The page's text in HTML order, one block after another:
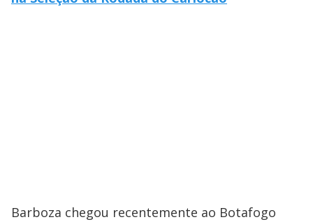
Barboza chegou recentemente ao Botafogo